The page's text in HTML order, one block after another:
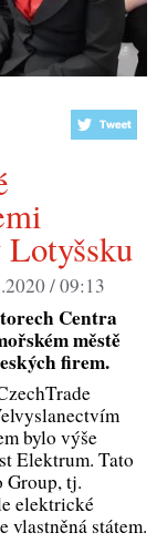
/ 09:13
Centra
městě
firem.
bylo výše
Elektrum. Tato
Group, tj.
elektrické
vlastněná státem.